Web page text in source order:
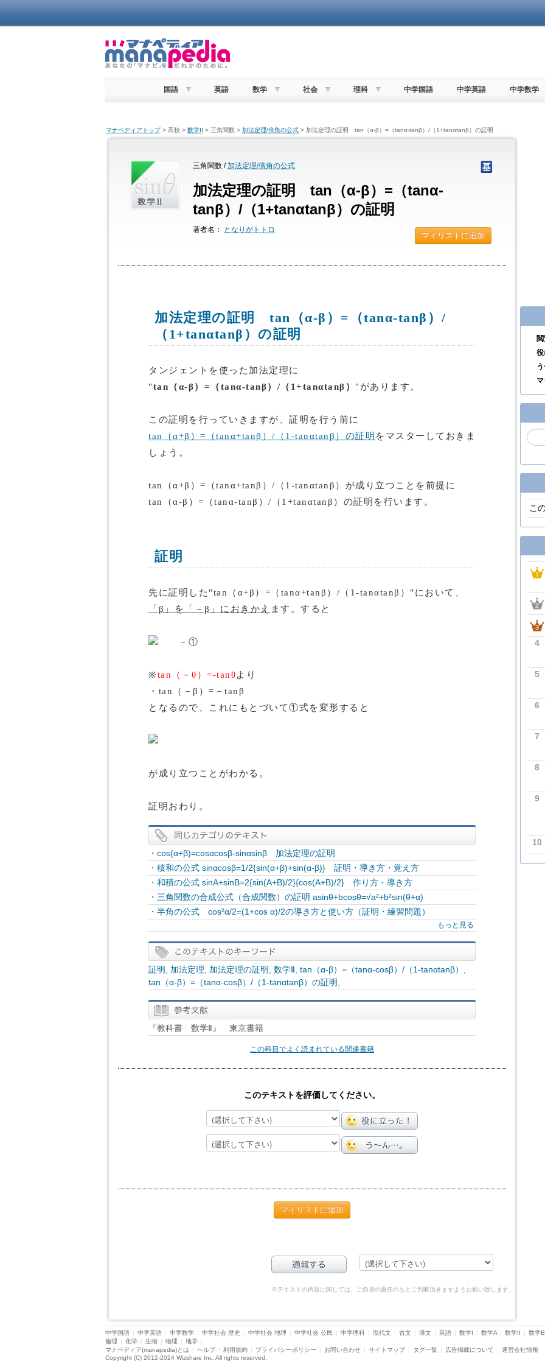
国語 英語 数学 社会 理科 中学国語 中学英語 中学数学
マナペディアトップ> 高校 > 数学II > 三角関数 > 加法定理/倍角の公式 > 加法定理の証明 tan（α-β）=（tanα-tanβ）/（1+tanαtanβ）の証明
三角関数 /加法定理/倍角の公式
加法定理の証明 tan（α-β）=（tanα-
tanβ）/（1+tanαtanβ）の証明
著者名： となりがトトロ
マイリストに追加
加法定理の証明 tan（α-β）=（tanα-tanβ）/
（1+tanαtanβ）の証明
タンジェントを使った加法定理に
"tan（α-β）=（tanα-tanβ）/（1+tanαtanβ） "があります。
この証明を行っていきますが、証明を行う前に
tan（α+β）=（tanα+tanβ）/（1-tanαtanβ）の証明 をマスターしておきま
しょう。
tan（α+β）=（tanα+tanβ）/（1-tanαtanβ）が成り立つことを前提に
tan（α-β）=（tanα-tanβ）/（1+tanαtanβ）の証明を行います。
証明
先に証明した"tan（α+β）=（tanα+tanβ）/（1-tanαtanβ）"において、
「β」を「－β」におきかえ
ます。すると
－①
※tan（－θ）=-tanθより
・tan（－β）=－tanβ
となるので、これにもとづいて①式を変形すると
が成り立つことがわかる。
証明おわり。
・ cos(α+β)=cosαcosβ-sinαsinβ 加法定理の証明
・ 積和の公式 sinαcosβ=1/2{sin(α+β)+sin(α-β)} 証明・導き方・覚え方
・ 和積の公式 sinA+sinB=2{sin(A+B)/2}{cos(A+B)/2} 作り方・導き方
・ 三角関数の合成公式（合成関数）の証明 asinθ+bcosθ=√a²+b²sin(θ+α)
・ 半角の公式 cos²α/2=(1+cos α)/2の導き方と使い方（証明・練習問題）
もっと見る
証明 加法定理 加法定理の証明 数学Ⅱ tan（α-β）=（tanα-cosβ）/（1-tanαtanβ）
tan（α-β）=（tanα-cosβ）/（1-tanαtanβ）の証明
『教科書 数学Ⅱ』 東京書籍
この科目でよく読まれている関連書籍
このテキストを評価してください。
マイリストに追加
※テキストの内容に関しては、ご自身の責任のもとご判断頂きますようお願い致します。
こ
4
5
6
7
8
9
10
中学国語 | 中学英語 | 中学数学 | 中学社会 歴史 | 中学社会 地理 | 中学社会 公民 | 中学理科 | 現代文 | 古文 | 漢文 | 英語 | 数学I | 数学A | 数学II | 数学B
倫理
| 化学 | 生物 | 物理 | 地学 |
マナペディア(manapedia)とは
| ヘルプ | 利用規約 | プライバシーポリシー | お問い合わせ | サイトマップ | タグ一覧 | 広告掲載について | 運営会社情報
Copyright (C) 2012-2024 Wizshare Inc. All rights reserved.